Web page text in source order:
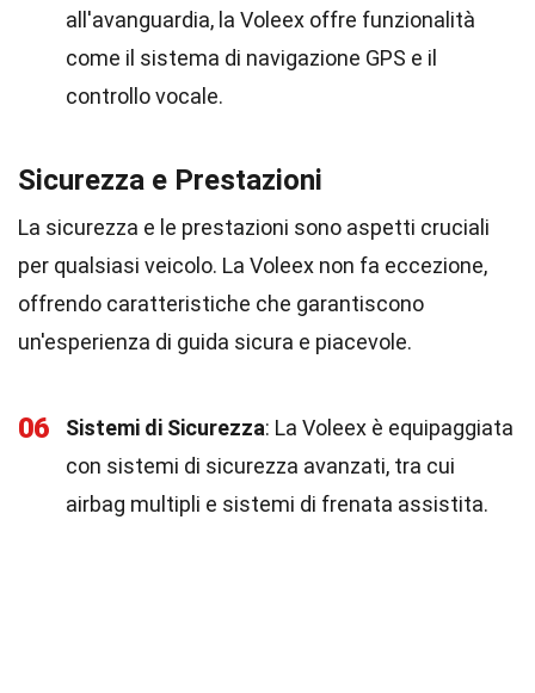
all'avanguardia, la Voleex offre funzionalità
come il sistema di navigazione GPS e il
controllo vocale.
Sicurezza e Prestazioni
La sicurezza e le prestazioni sono aspetti cruciali
per qualsiasi veicolo. La Voleex non fa eccezione,
offrendo caratteristiche che garantiscono
un'esperienza di guida sicura e piacevole.
06 Sistemi di Sicurezza: La Voleex è equipaggiata
con sistemi di sicurezza avanzati, tra cui
airbag multipli e sistemi di frenata assistita.